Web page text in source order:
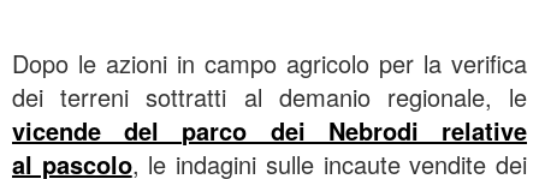
Dopo le azioni in campo agricolo per la verifica
dei terreni sottratti al demanio regionale, le
vicende del parco dei Nebrodi relative
al pascolo, le indagini sulle incaute vendite dei